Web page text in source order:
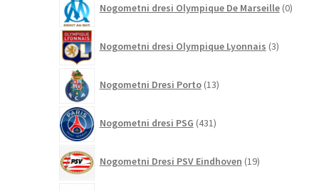
Nogometni dresi Olympique De Marseille 0
Nogometni dresi Olympique Lyonnais 3izdelki
Nogometni Dresi Porto 13izdelkov
Nogometni dresi PSG 431izdelkov
Nogometni Dresi PSV Eindhoven 19izdelkov